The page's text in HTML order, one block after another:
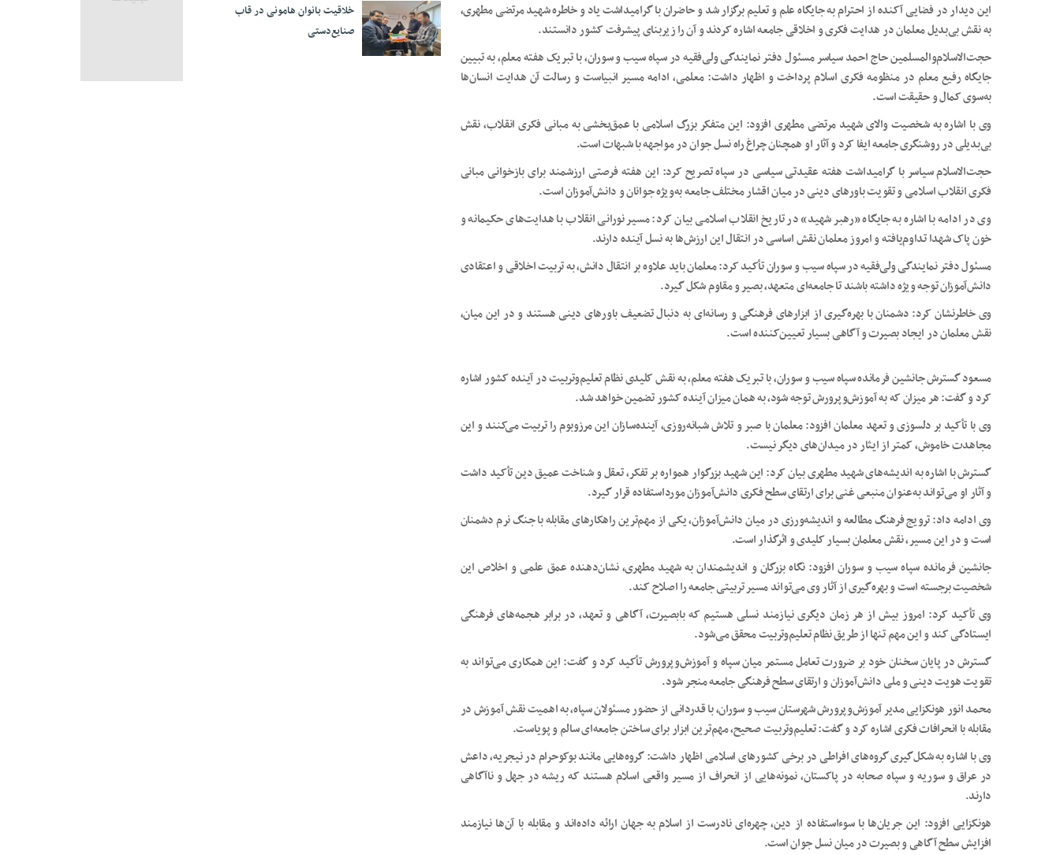
این دیدار در فضایی آکنده از احترام به جایگاه علم و تعلیم برگزار شد و حاضران با گرامیداشت یاد و خاطره شهید مرتضی مطهری،
به نقش بی‌بدیل معلمان در هدایت فکری و اخلاقی جامعه اشاره کردند و آن را زیربنای پیشرفت کشور دانستند.
حجت‌الاسلام‌والمسلمین حاج احمد سیاسر مسئول دفتر نمایندگی ولی‌فقیه در سپاه سیب و سوران، با تبریک هفته معلم، به تبیین
جایگاه رفیع معلم در منظومه فکری اسلام پرداخت و اظهار داشت: معلمی، ادامه مسیر انبیاست و رسالت آن هدایت انسان‌ها
به‌سوی کمال و حقیقت است.
وی با اشاره به شخصیت والای شهید مرتضی مطهری افزود: این متفکر بزرگ اسلامی با عمق‌بخشی به مبانی فکری انقلاب، نقش
بی‌بدیلی در روشنگری جامعه ایفا کرد و آثار او همچنان چراغ راه نسل جوان در مواجهه با شبهات است.
حجت‌الاسلام سیاسر با گرامیداشت هفته عقیدتی سیاسی در سپاه تصریح کرد: این هفته فرصتی ارزشمند برای بازخوانی مبانی
فکری انقلاب اسلامی و تقویت باورهای دینی در میان اقشار مختلف جامعه به‌ویژه جوانان و دانش‌آموزان است.
وی در ادامه با اشاره به جایگاه «رهبر شهید» در تاریخ انقلاب اسلامی بیان کرد: مسیر نورانی انقلاب با هدایت‌های حکیمانه و
خون پاک شهدا تداوم‌یافته و امروز معلمان نقش اساسی در انتقال این ارزش‌ها به نسل آینده دارند.
مسئول دفتر نمایندگی ولی‌فقیه در سپاه سیب و سوران تأکید کرد: معلمان باید علاوه بر انتقال دانش، به تربیت اخلاقی و اعتقادی
دانش‌آموزان توجه ویژه داشته باشند تا جامعه‌ای متعهد، بصیر و مقاوم شکل گیرد.
وی خاطرنشان کرد: دشمنان با بهره‌گیری از ابزارهای فرهنگی و رسانه‌ای به دنبال تضعیف باورهای دینی هستند و در این میان،
نقش معلمان در ایجاد بصیرت و آگاهی بسیار تعیین‌کننده است.
مسعود گسترش جانشین فرمانده سپاه سیب و سوران، با تبریک هفته معلم، به نقش کلیدی نظام تعلیم‌وتربیت در آینده کشور اشاره
کرد و گفت: هر میزان که به آموزش‌وپرورش توجه شود، به همان میزان آینده کشور تضمین خواهد شد.
وی با تأکید بر دلسوزی و تعهد معلمان افزود: معلمان با صبر و تلاش شبانه‌روزی، آینده‌سازان این مرزوبوم را تربیت می‌کنند و این
مجاهدت خاموش، کمتر از ایثار در میدان‌های دیگر نیست.
گسترش با اشاره به اندیشه‌های شهید مطهری بیان کرد: این شهید بزرگوار همواره بر تفکر، تعقل و شناخت عمیق دین تأکید داشت
و آثار او می‌تواند به‌عنوان منبعی غنی برای ارتقای سطح فکری دانش‌آموزان مورداستفاده قرار گیرد.
وی ادامه داد: ترویج فرهنگ مطالعه و اندیشه‌ورزی در میان دانش‌آموزان، یکی از مهم‌ترین راهکارهای مقابله با جنگ نرم دشمنان
است و در این مسیر، نقش معلمان بسیار کلیدی و اثرگذار است.
جانشین فرمانده سپاه سیب و سوران افزود: نگاه بزرگان و اندیشمندان به شهید مطهری، نشان‌دهنده عمق علمی و اخلاص این
شخصیت برجسته است و بهره‌گیری از آثار وی می‌تواند مسیر تربیتی جامعه را اصلاح کند.
وی تأکید کرد: امروز بیش از هر زمان دیگری نیازمند نسلی هستیم که بابصیرت، آگاهی و تعهد، در برابر هجمه‌های فرهنگی
ایستادگی کند و این مهم تنها از طریق نظام تعلیم‌وتربیت محقق می‌شود.
گسترش در پایان سخنان خود بر ضرورت تعامل مستمر میان سپاه و آموزش‌وپرورش تأکید کرد و گفت: این همکاری می‌تواند به
تقویت هویت دینی و ملی دانش‌آموزان و ارتقای سطح فرهنگی جامعه منجر شود.
محمد انور هونکزایی مدیر آموزش‌وپرورش شهرستان سیب و سوران، با قدردانی از حضور مسئولان سپاه، به اهمیت نقش آموزش در
مقابله با انحرافات فکری اشاره کرد و گفت: تعلیم‌وتربیت صحیح، مهم‌ترین ابزار برای ساختن جامعه‌ای سالم و پویاست.
وی با اشاره به شکل‌گیری گروه‌های افراطی در برخی کشورهای اسلامی اظهار داشت: گروه‌هایی مانند بوکوحرام در نیجریه، داعش
در عراق و سوریه و سپاه صحابه در پاکستان، نمونه‌هایی از انحراف از مسیر واقعی اسلام هستند که ریشه در جهل و ناآگاهی
دارند.
هونکزایی افزود: این جریان‌ها با سوءاستفاده از دین، چهره‌ای نادرست از اسلام به جهان ارائه داده‌اند و مقابله با آن‌ها نیازمند
افزایش سطح آگاهی و بصیرت در میان نسل جوان است.
خلاقیت بانوان هامونی در قاب
صنایع‌دستی